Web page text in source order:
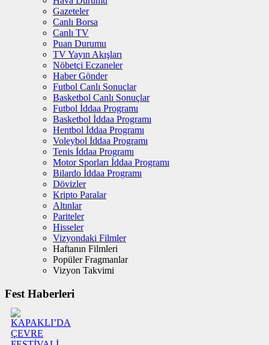
Gazeteler
Canlı Borsa
Canlı TV
Puan Durumu
TV Yayın Akışları
Nöbetçi Eczaneler
Haber Gönder
Futbol Canlı Sonuçlar
Basketbol Canlı Sonuçlar
Futbol İddaa Programı
Basketbol İddaa Programı
Hentbol İddaa Programı
Voleybol İddaa Programı
Tenis İddaa Programı
Motor Sporları İddaa Programı
Bilardo İddaa Programı
Dövizler
Kripto Paralar
Altınlar
Pariteler
Hisseler
Vizyondaki Filmler
Haftanın Filmleri
Popüler Fragmanlar
Vizyon Takvimi
Fest Haberleri